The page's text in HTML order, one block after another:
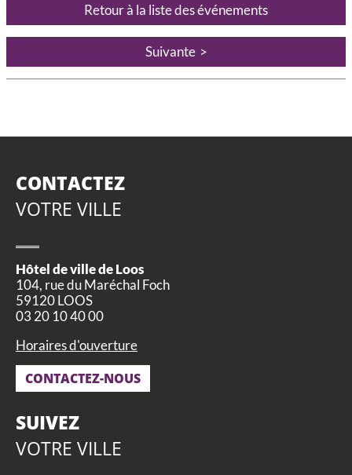
Retour à la liste des événements
Suivante
CONTACTEZ
VOTRE VILLE
Hôtel de ville de Loos
104, rue du Maréchal Foch
59120 LOOS
03 20 10 40 00
Horaires d'ouverture
CONTACTEZ-NOUS
SUIVEZ
VOTRE VILLE